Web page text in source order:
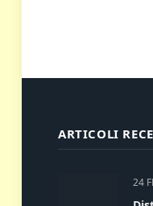
ARTICOLI
24